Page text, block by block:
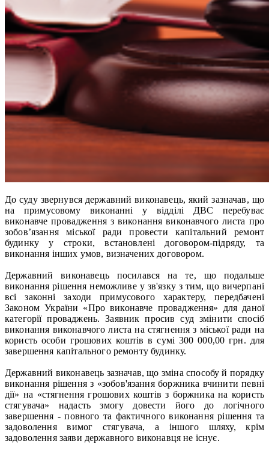
До суду звернувся державний виконавець, який зазначав, що
на примусовому виконанні у відділі ДВС перебуває
виконавче провадження з виконання виконавчого листа про
зобов’язання міської ради провести капітальний ремонт
будинку у строки, встановлені договором-підряду, та
виконання інших умов, визначених договором.
Державний виконавець посилався на те, що подальше
виконання рішення неможливе у зв'язку з тим, що вичерпані
всі законні заходи примусового характеру, передбачені
Законом України «Про виконавче провадження» для даної
категорії проваджень. Заявник просив суд змінити спосіб
виконання виконавчого листа на стягнення з міської ради на
користь особи грошових коштів в сумі 300 000,00 грн. для
завершення капітального ремонту будинку.
Державний виконавець зазначав, що зміна способу й порядку
виконання рішення з «зобов'язання боржника вчинити певні
дії» на «стягнення грошових коштів з боржника на користь
стягувача» надасть змогу довести його до логічного
завершення - повного та фактичного виконання рішення та
задоволення вимог стягувача, а іншого шляху, крім
задоволення заяви державного виконавця не існує.